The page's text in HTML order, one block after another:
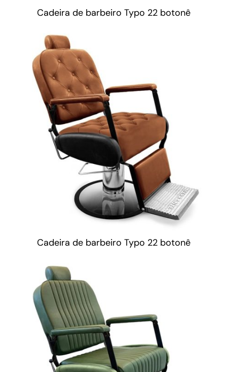
Cadeira de barbeiro Typo 22 botonê
Cadeira de barbeiro Typo 22 botonê